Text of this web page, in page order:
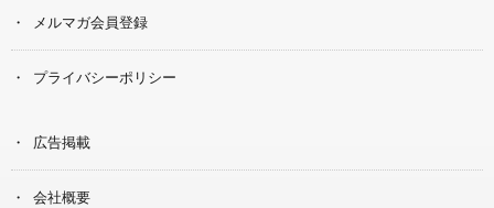
メルマガ会員登録
プライバシーポリシー
広告掲載
会社概要